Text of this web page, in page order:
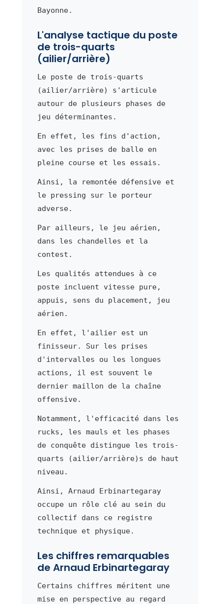
Bayonne.
L'analyse tactique du poste
de trois-quarts
(ailier/arrière)
Le poste de trois-quarts
(ailier/arrière) s'articule
autour de plusieurs phases de
jeu déterminantes.
En effet, les fins d'action,
avec les prises de balle en
pleine course et les essais.
Ainsi, la remontée défensive et
le pressing sur le porteur
adverse.
Par ailleurs, le jeu aérien,
dans les chandelles et la
contest.
Les qualités attendues à ce
poste incluent vitesse pure,
appuis, sens du placement, jeu
aérien.
En effet, l'ailier est un
finisseur. Sur les prises
d'intervalles ou les longues
actions, il est souvent le
dernier maillon de la chaîne
offensive.
Notamment, l'efficacité dans les
rucks, les mauls et les phases
de conquête distingue les trois-
quarts (ailier/arrière)s de haut
niveau.
Ainsi, Arnaud Erbinartegaray
occupe un rôle clé au sein du
collectif dans ce registre
technique et physique.
Les chiffres remarquables
de Arnaud Erbinartegaray
Certains chiffres méritent une
mise en perspective au regard